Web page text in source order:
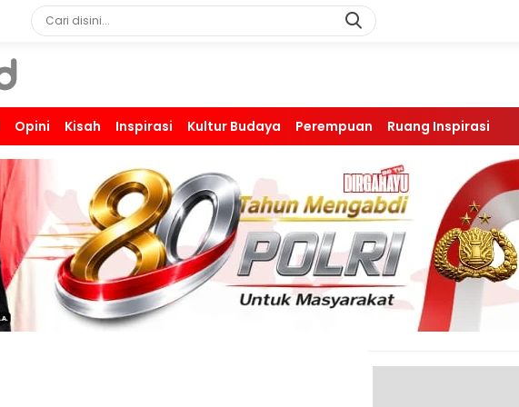
Opini Kisah Inspirasi Kultur Budaya Perempuan Ruang Inspirasi